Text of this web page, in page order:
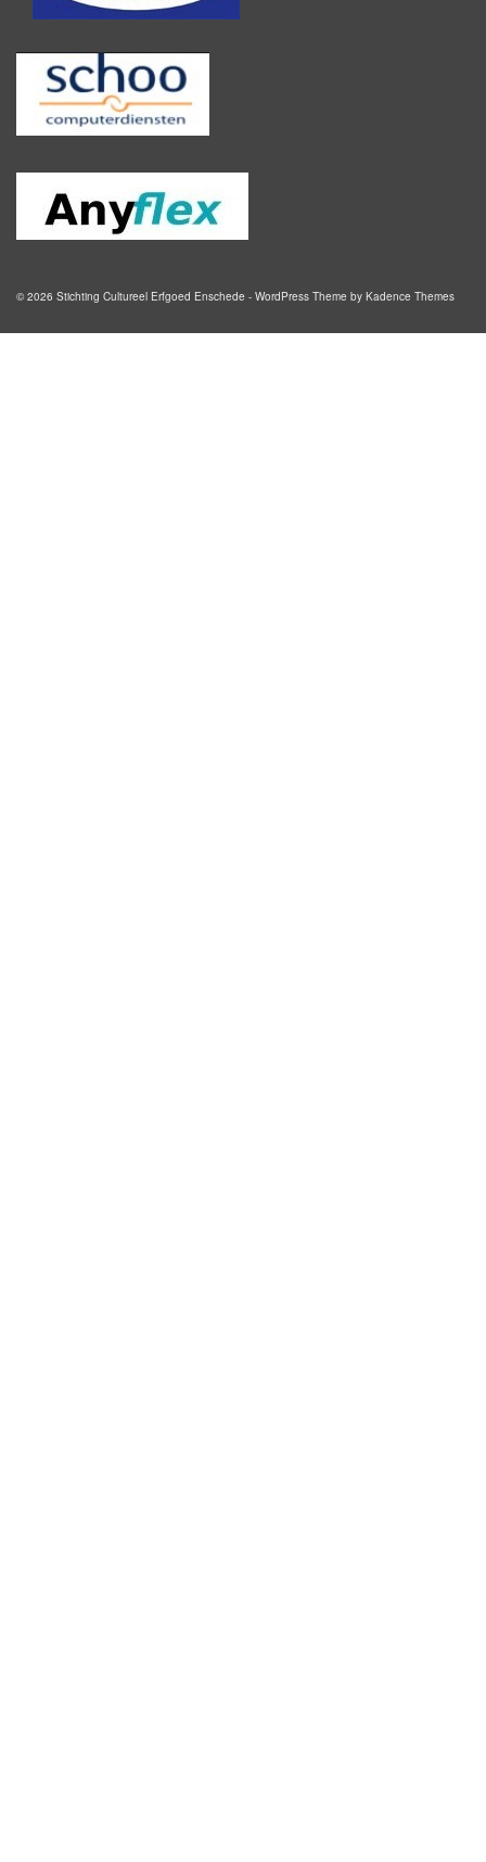
© 2026 Stichting Cultureel Erfgoed Enschede - WordPress Theme by Kadence Themes